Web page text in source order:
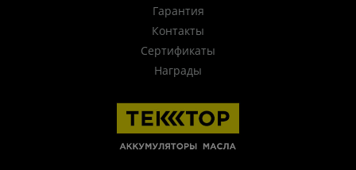
Гарантия
Контакты
Сертификаты
Награды